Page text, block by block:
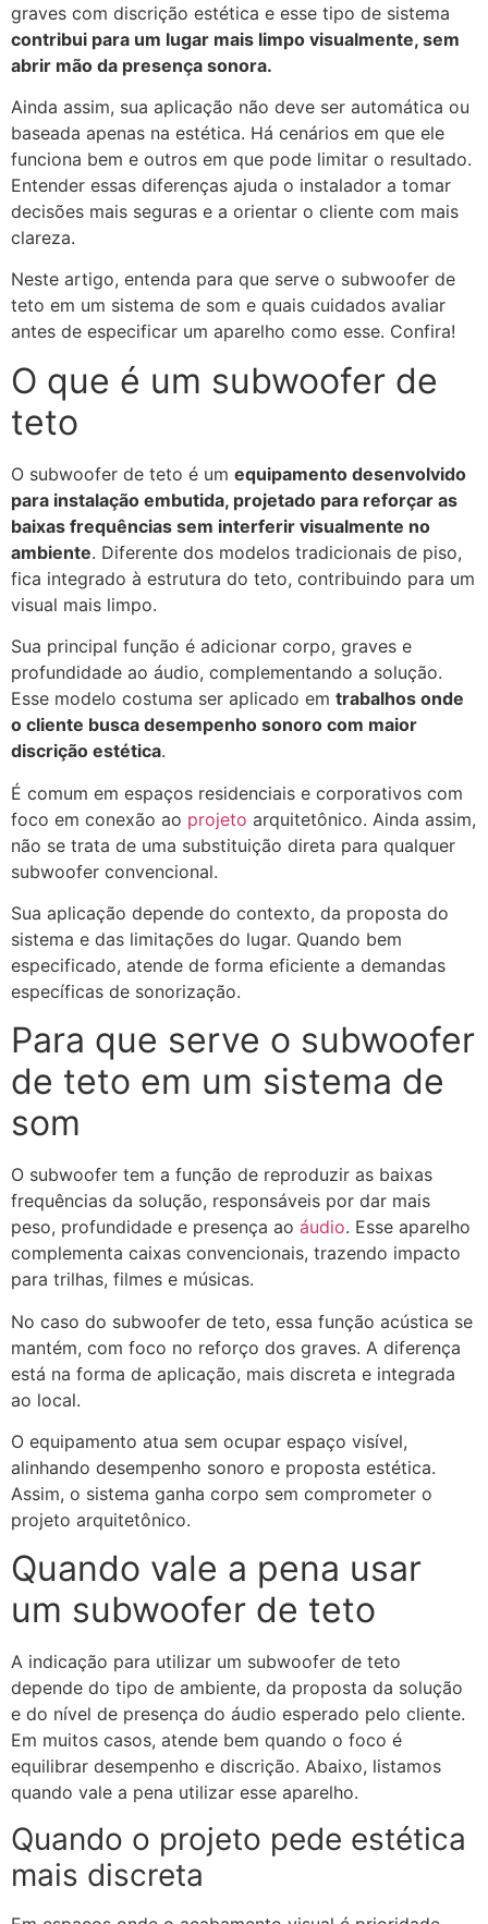
graves com discrição estética e esse tipo de sistema
contribui para um lugar mais limpo visualmente, sem
abrir mão da presença sonora.
Ainda assim, sua aplicação não deve ser automática ou
baseada apenas na estética. Há cenários em que ele
funciona bem e outros em que pode limitar o resultado.
Entender essas diferenças ajuda o instalador a tomar
decisões mais seguras e a orientar o cliente com mais
clareza.
Neste artigo, entenda para que serve o subwoofer de
teto em um sistema de som e quais cuidados avaliar
antes de especificar um aparelho como esse. Confira!
O que é um subwoofer de
teto
O subwoofer de teto é um equipamento desenvolvido
para instalação embutida, projetado para reforçar as
baixas frequências sem interferir visualmente no
ambiente. Diferente dos modelos tradicionais de piso,
fica integrado à estrutura do teto, contribuindo para um
visual mais limpo.
Sua principal função é adicionar corpo, graves e
profundidade ao áudio, complementando a solução.
Esse modelo costuma ser aplicado em trabalhos onde
o cliente busca desempenho sonoro com maior
discrição estética.
É comum em espaços residenciais e corporativos com
foco em conexão ao projeto arquitetônico. Ainda assim,
não se trata de uma substituição direta para qualquer
subwoofer convencional.
Sua aplicação depende do contexto, da proposta do
sistema e das limitações do lugar. Quando bem
especificado, atende de forma eficiente a demandas
específicas de sonorização.
Para que serve o subwoofer
de teto em um sistema de
som
O subwoofer tem a função de reproduzir as baixas
frequências da solução, responsáveis por dar mais
peso, profundidade e presença ao áudio. Esse aparelho
complementa caixas convencionais, trazendo impacto
para trilhas, filmes e músicas.
No caso do subwoofer de teto, essa função acústica se
mantém, com foco no reforço dos graves. A diferença
está na forma de aplicação, mais discreta e integrada
ao local.
O equipamento atua sem ocupar espaço visível,
alinhando desempenho sonoro e proposta estética.
Assim, o sistema ganha corpo sem comprometer o
projeto arquitetônico.
Quando vale a pena usar
um subwoofer de teto
A indicação para utilizar um subwoofer de teto
depende do tipo de ambiente, da proposta da solução
e do nível de presença do áudio esperado pelo cliente.
Em muitos casos, atende bem quando o foco é
equilibrar desempenho e discrição. Abaixo, listamos
quando vale a pena utilizar esse aparelho.
Quando o projeto pede estética
mais discreta